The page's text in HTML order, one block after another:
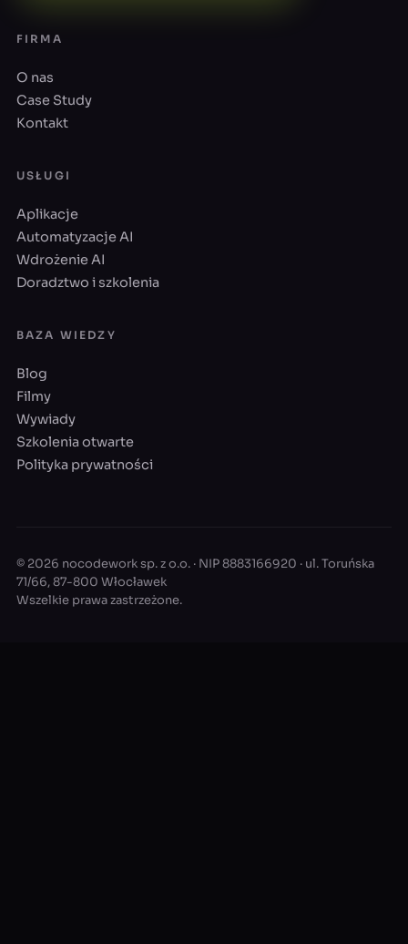
FIRMA
O nas
Case Study
Kontakt
USŁUGI
Aplikacje
Automatyzacje AI
Wdrożenie AI
Doradztwo i szkolenia
BAZA WIEDZY
Blog
Filmy
Wywiady
Szkolenia otwarte
Polityka prywatności
© 2026 nocodework sp. z o.o. · NIP 8883166920 · ul. Toruńska
71/66, 87-800 Włocławek
Wszelkie prawa zastrzeżone.